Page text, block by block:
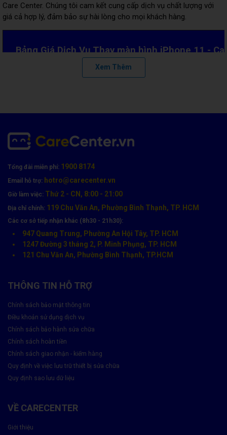
Care Center. Chúng tôi cam kết cung cấp dịch vụ chất lượng với
giá cả hợp lý, đảm bảo sự hài lòng cho mọi khách hàng.
Bảng Giá Dịch Vụ Thay màn hình iPhone 11 -
Center
Pro
Pro
Chính Hãng
Apple
Linh Kiện GX 900.000đ
Zin Ép Kính 1.600.000đ 2.200.000đ
Lưu ý: Mức giá trên chỉ mang tính chất tham khảo, giá có thể thay
đổi tuỳ thuộc vào thời điểm bạn đọc được bài viết này, liên hệ ngay
đến Care Center để nhận được mức giá chính xác nhất nhé!
Dịch vụ thay màn hình iPhone 11 Series uy
tín, chất lượng tại Care Center
từ iPhone 11, 12, 13,… Với phương châm “Uy tín - Tận tâm - Giá cả
với trang thiết bị hiện đại và linh kiện chính hãng, cam kết đem lại
Xem Thêm
Tổng đài miễn phí: 1900 8174
Email hỗ trợ: hotro@carecenter.vn
Giờ làm việc: Thứ 2 - CN, 8:00 - 21:00
Địa chỉ chính: 119 Chu Văn An, Phường Bình Thạnh, TP. HCM
Các cơ sở tiếp nhận khác (8h30 - 21h30):
947 Quang Trung, Phường An Hội Tây, TP. HCM
1247 Đường 3 tháng 2, P. Minh Phụng, TP. HCM
121 Chu Văn An, Phường Bình Thạnh, TP.HCM
THÔNG TIN HỖ TRỢ
Chính sách bảo mật thông tin
Điều khoản sử dụng dịch vụ
Chính sách bảo hành sửa chữa
Chính sách hoàn tiền
Chính sách giao nhận - kiểm hàng
Quy định về việc lưu trữ thiết bị sửa chữa
Quy định sao lưu dữ liệu
VỀ CARECENTER
Giới thiệu